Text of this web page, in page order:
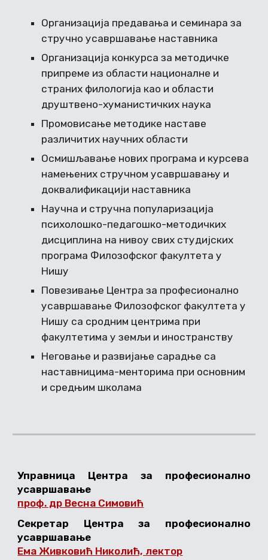
Организација предавања и семинара за
стручно усавршавање наставника
Организација конкурса за методичке
припреме из области националне и
страних филологија као и области
друштвено-хуманистичких наука
Промовисање методике наставе
различитих научних области
Осмишљавање нових програма и курсева
намењених стручном усавршавању и
доквалификацији наставника
Научна и стручна популаризација
психолошко-педагошко-методичких
дисциплина на нивоу свих студијских
програма Филозофског факултета у
Нишу
Повезивање Центра за професионално
усавршавање Филозофског факултета у
Нишу са сродним центрима при
факултетима у земљи и иностранству
Неговање и развијање сарадње са
наставницима-менторима при основним
и средњим школама
Управница Центра за професионално
усавршавање
проф. др Весна Симовић
Секретар Центра за професионално
усавршавање
Ема Живковић Николић, лектор